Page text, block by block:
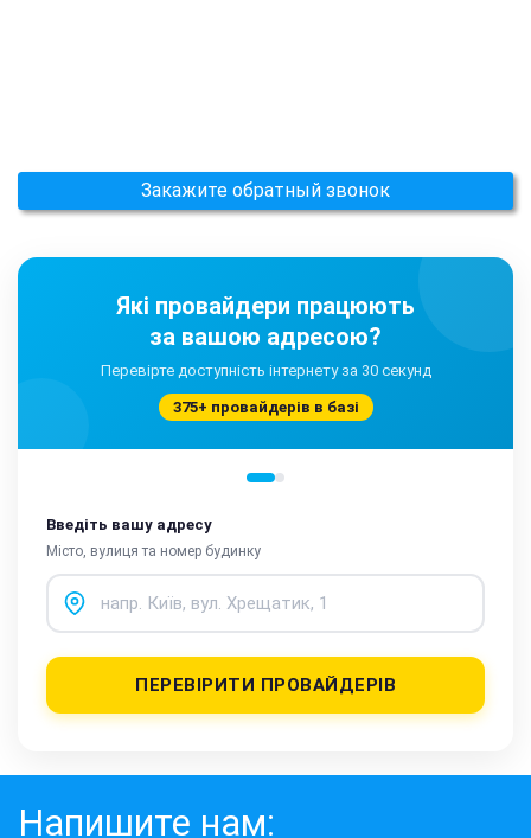
Закажите обратный звонок
Які провайдери працюють
за вашою адресою?
Перевірте доступність інтернету за 30 секунд
375+ провайдерів в базі
Введіть вашу адресу
Місто, вулиця та номер будинку
ПЕРЕВІРИТИ ПРОВАЙДЕРІВ
Напишите нам: